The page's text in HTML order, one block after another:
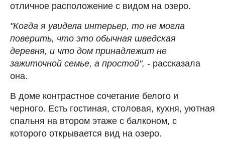
отличное расположение с видом на озеро.
"Когда я увидела интерьер, то не могла
поверить, что это обычная шведская
деревня, и что дом принадлежит не
зажиточной семье, а простой", - рассказала
она.
В доме контрастное сочетание белого и
черного. Есть гостиная, столовая, кухня, уютная
спальня на втором этаже с балконом, с
которого открывается вид на озеро.